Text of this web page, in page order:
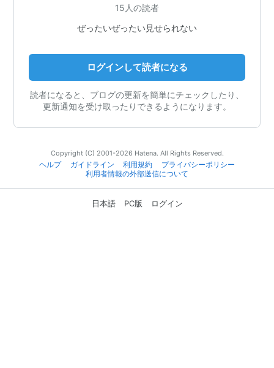
15人の読者
ぜったいぜったい見せられない
ログインして読者になる
読者になると、ブログの更新を簡単にチェックしたり、
更新通知を受け取ったりできるようになります。
Copyright (C) 2001-2026 Hatena. All Rights Reserved.
ヘルプ
ガイドライン 利用規約
プライバシーポリシー
利用者情報の外部送信について
日本語 PC版 ログイン